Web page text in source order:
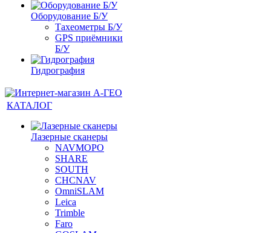
Оборудование Б/У
Тахеометры Б/У
GPS приёмники
Б/У
Гидрография
КАТАЛОГ
Лазерные сканеры
NAVMOPO
SHARE
SOUTH
CHCNAV
OmniSLAM
Leica
Trimble
Faro